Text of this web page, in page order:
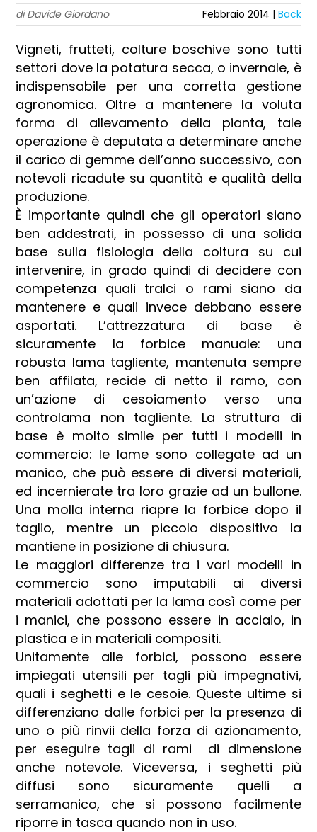
di Davide Giordano Febbraio 2014 | Back
Vigneti, frutteti, colture boschive sono tutti
settori dove la potatura secca, o invernale, è
indispensabile per una corretta gestione
agronomica. Oltre a mantenere la voluta
forma di allevamento della pianta, tale
operazione è deputata a determinare anche
il carico di gemme dell’anno successivo, con
notevoli ricadute su quantità e qualità della
produzione.
È importante quindi che gli operatori siano
ben addestrati, in possesso di una solida
base sulla fisiologia della coltura su cui
intervenire, in grado quindi di decidere con
competenza quali tralci o rami siano da
mantenere e quali invece debbano essere
asportati. L’attrezzatura di base è
sicuramente la forbice manuale: una
robusta lama tagliente, mantenuta sempre
ben affilata, recide di netto il ramo, con
un’azione di cesoiamento verso una
controlama non tagliente. La struttura di
base è molto simile per tutti i modelli in
commercio: le lame sono collegate ad un
manico, che può essere di diversi materiali,
ed incernierate tra loro grazie ad un bullone.
Una molla interna riapre la forbice dopo il
taglio, mentre un piccolo dispositivo la
mantiene in posizione di chiusura.
Le maggiori differenze tra i vari modelli in
commercio sono imputabili ai diversi
materiali adottati per la lama così come per
i manici, che possono essere in acciaio, in
plastica e in materiali compositi.
Unitamente alle forbici, possono essere
impiegati utensili per tagli più impegnativi,
quali i seghetti e le cesoie. Queste ultime si
differenziano dalle forbici per la presenza di
uno o più rinvii della forza di azionamento,
per eseguire tagli di rami di dimensione
anche notevole. Viceversa, i seghetti più
diffusi sono sicuramente quelli a
serramanico, che si possono facilmente
riporre in tasca quando non in uso.